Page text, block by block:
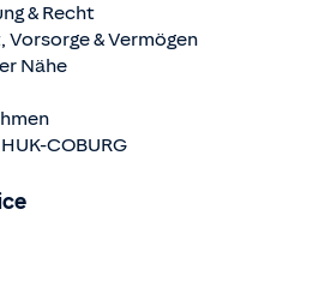
& Recht
& Vermögen
Nähe
HUK-COBURG